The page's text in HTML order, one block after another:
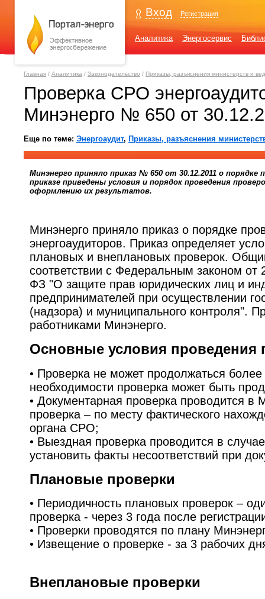
Вход Регистрация
Аналитика Энергосервис
Главная / Аналитика / Законодательство / Приказы, разъяснения министерств и
Проверка СРО
Минэнерго № 650 от
Еще по теме: Энергоаудит, Приказы, разъяснения
Минэнерго приняло приказ № 650 от 30.12.2011 о порядке
приказе приведены условия и порядок проведения
оформлению их результатов.
Минэнерго приняло приказ о порядке
энергоаудиторов. Приказ определяет
плановых и внеплановых проверок.
соответствии с Федеральным законом от
ФЗ "О защите прав юридических лиц и
предпринимателей при осуществлении
(надзора) и муниципального контроля".
работниками Минэнерго.
Основные условия проведения
• Проверка не может продолжаться
необходимости проверка может быть
• Документарная проверка проводится в
проверка – по месту фактического
органа СРО;
• Выездная проверка проводится в
установить факты несоответствий при
Плановые проверки
• Периодичность плановых проверок –
проверка - через 3 года после
• Проверки проводятся по плану
• Извещение о проверке - за 3 рабочих
Внеплановые проверки